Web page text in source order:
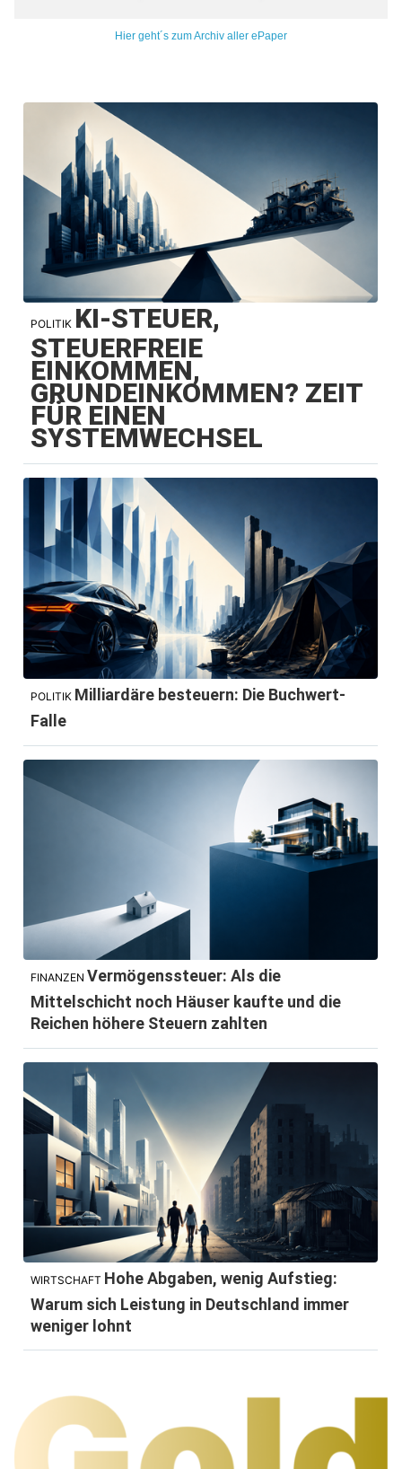
Hier geht´s zum Archiv aller ePaper
POLITIK KI-STEUER,
STEUERFREIE
EINKOMMEN,
GRUNDEINKOMMEN? ZEIT
FÜR EINEN
SYSTEMWECHSEL
POLITIK Milliardäre besteuern: Die Buchwert-
Falle
FINANZEN Vermögenssteuer: Als die
Mittelschicht noch Häuser kaufte und die
Reichen höhere Steuern zahlten
WIRTSCHAFT Hohe Abgaben, wenig Aufstieg:
Warum sich Leistung in Deutschland immer
weniger lohnt